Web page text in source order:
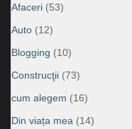
Afaceri (53)
Auto (12)
Blogging (10)
Construcţii (73)
cum alegem (16)
Din viața mea (14)